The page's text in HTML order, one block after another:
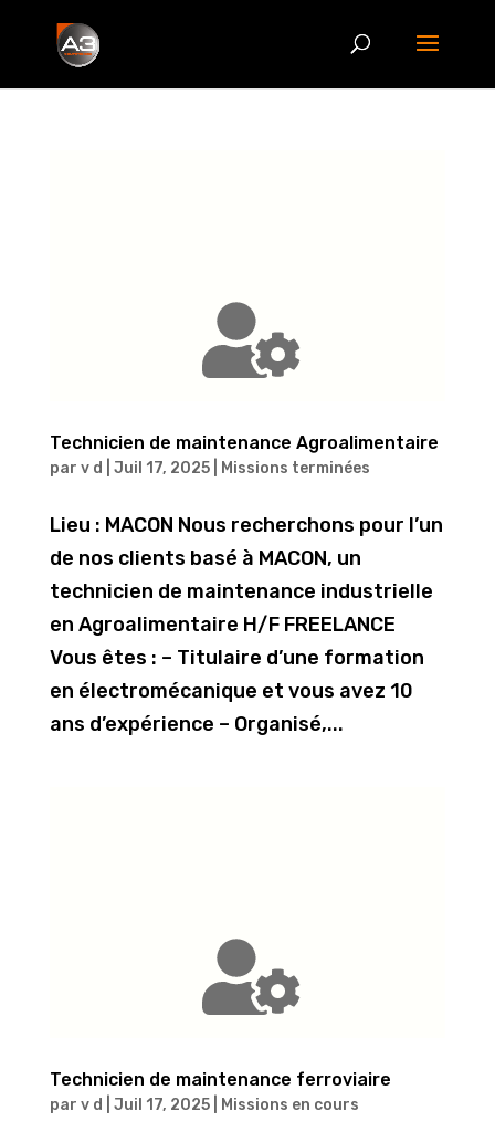
Technicien de maintenance Agroalimentaire
par v d Juil 17, 2025| Missions terminées
Lieu : MACON Nous recherchons pour l’un
de nos clients basé à MACON, un
technicien de maintenance industrielle
en Agroalimentaire H/F FREELANCE
Vous êtes : – Titulaire d’une formation
en électromécanique et vous avez 10
ans d’expérience – Organisé,...
Technicien de maintenance ferroviaire
par v d Juil 17, 2025| Missions en cours